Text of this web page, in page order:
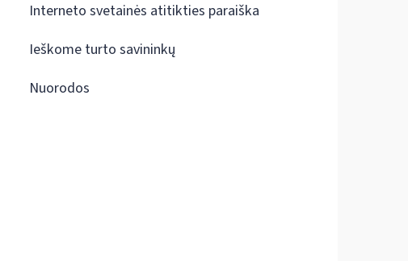
Interneto svetainės atitikties paraiška
Ieškome turto savininkų
Nuorodos